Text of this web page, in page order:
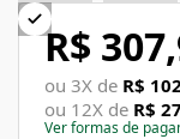
R$
ou 3X de R$
ou 12X de R$
Ver formas de